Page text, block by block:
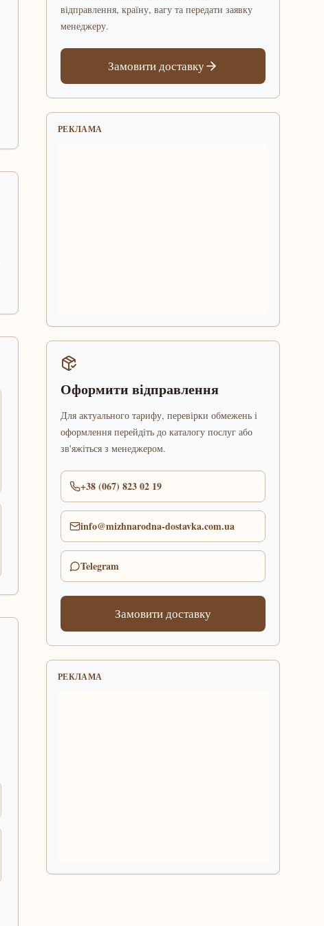
відправлення, країну, вагу та передати заявку
менеджеру.
Замовити доставку
РЕКЛАМА
Оформити відправлення
Для актуального тарифу, перевірки обмежень і
оформлення перейдіть до каталогу послуг або
зв'яжіться з менеджером.
+38 (067) 823 02 19
info@mizhnarodna-dostavka.com.ua
Telegram
Замовити доставку
РЕКЛАМА